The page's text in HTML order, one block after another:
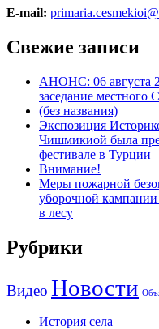
E-mail:
Свежие записи
АНОНС: 06 августа
заседание местного
(без названия)
Экспозиция
Чишмикиой была
фестивале в Турции
Внимание!
Меры пожарной
уборочной
в лесу
Рубрики
Видео Новости
История села